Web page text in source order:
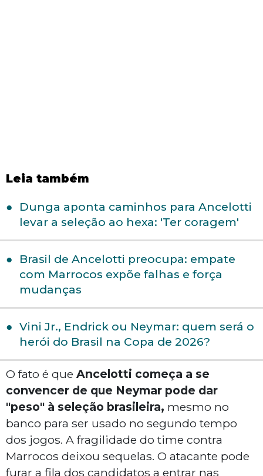
Leia também
Dunga aponta caminhos para Ancelotti
levar a seleção ao hexa: 'Ter coragem'
Brasil de Ancelotti preocupa: empate
com Marrocos expõe falhas e força
mudanças
Vini Jr., Endrick ou Neymar: quem será o
herói do Brasil na Copa de 2026?
O fato é que Ancelotti começa a se
convencer de que Neymar pode dar
"peso" à seleção brasileira, mesmo no
banco para ser usado no segundo tempo
dos jogos. A fragilidade do time contra
Marrocos deixou sequelas. O atacante pode
furar a fila dos candidatos a entrar nas